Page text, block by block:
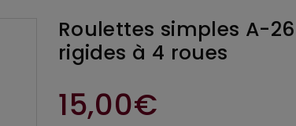
Roulettes simples A-
rigides à 4 roues
15,00€